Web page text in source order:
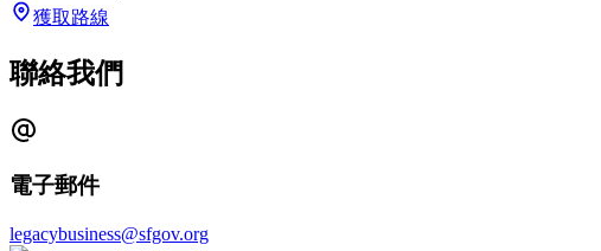
獲取路線
聯絡我們
電子郵件
legacybusiness@sfgov.org